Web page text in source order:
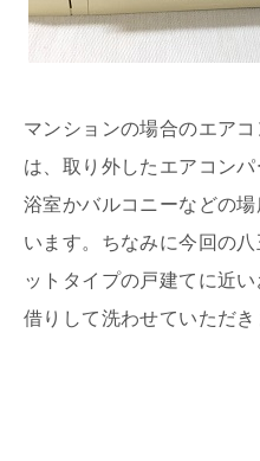
マンションの場合のエア
は、取り外したエアコン
浴室かバルコニーなどの
います。ちなみに今回の
ットタイプの戸建てに近
借りして洗わせていただき